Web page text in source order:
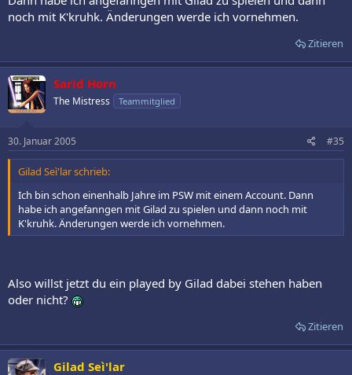
noch mit K'kruhk. Änderungen werde ich vornehmen.
Zitieren
Sarid Horn
The Mistress Teammitglied
30. Januar 2005 #35
Gilad Seì'lar schrieb:
Ich bin schon einenhalb Jahre im PSW mit einem Account. Dann
habe ich angefanngen mit Gilad zu spielen und dann noch mit
K'kruhk. Änderungen werde ich vornehmen.
Also willst jetzt du ein played by Gilad dabei stehen haben
oder nicht?
Zitieren
Gilad Seì'lar